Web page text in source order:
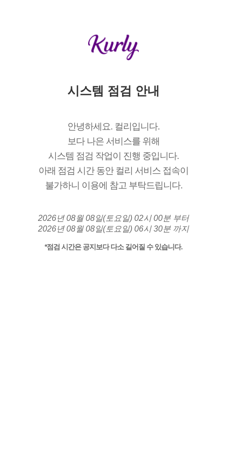
시스템 점검 안내
안녕하세요. 컬리입니다.
보다 나은 서비스를 위해
시스템 점검 작업이 진행 중입니다.
아래 점검 시간 동안 컬리 서비스 접속이
불가하니 이용에 참고 부탁드립니다.
2026년 08월 08일(토요일) 02시 00분 부터
2026년 08월 08일(토요일) 06시 30분 까지
*점검 시간은 공지보다 다소 길어질 수 있습니다.